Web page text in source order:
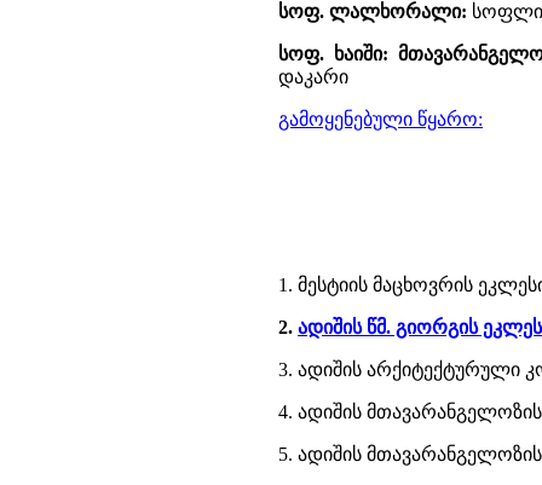
სოფ. ლალხორალი: სოფლის
სოფ. ხაიში:
დაკარი
გამოყენებული წყარო:
1. მესტიის მაცხოვრის
2. ადიშის წმ. გიორგის
3. ადიშის არქიტექტურული
4. ადიშის
5. ადიშის